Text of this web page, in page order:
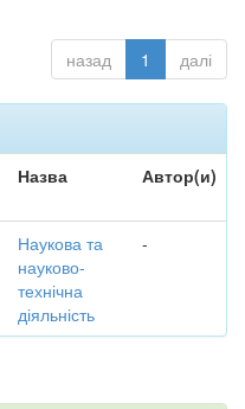
назад 1 далі
Назва Автор(и)
Наукова та
науково-
технічна
діяльність
-